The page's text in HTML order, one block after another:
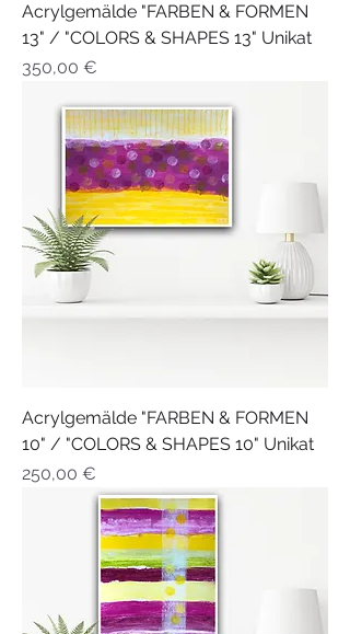
Acrylgemälde "FARBEN & FORMEN
13" / "COLORS & SHAPES 13" Unikat
Preis
350,00 €
Acrylgemälde "FARBEN & FORMEN
10" / "COLORS & SHAPES 10" Unikat
Preis
250,00 €